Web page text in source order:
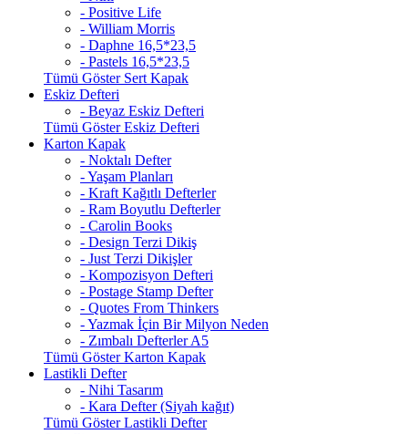
- Positive Life
- William Morris
- Daphne 16,5*23,5
- Pastels 16,5*23,5
Tümü Göster Sert Kapak
Eskiz Defteri
- Beyaz Eskiz Defteri
Tümü Göster Eskiz Defteri
Karton Kapak
- Noktalı Defter
- Yaşam Planları
- Kraft Kağıtlı Defterler
- Ram Boyutlu Defterler
- Carolin Books
- Design Terzi Dikiş
- Just Terzi Dikişler
- Kompozisyon Defteri
- Postage Stamp Defter
- Quotes From Thinkers
- Yazmak İçin Bir Milyon Neden
- Zımbalı Defterler A5
Tümü Göster Karton Kapak
Lastikli Defter
- Nihi Tasarım
- Kara Defter (Siyah kağıt)
Tümü Göster Lastikli Defter